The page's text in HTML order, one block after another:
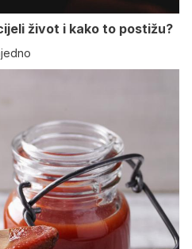
život i kako to postižu?